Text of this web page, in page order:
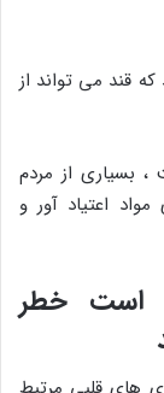
قند می تواند از
، بسیاری از مردم
اعتیاد آور و
است خطر